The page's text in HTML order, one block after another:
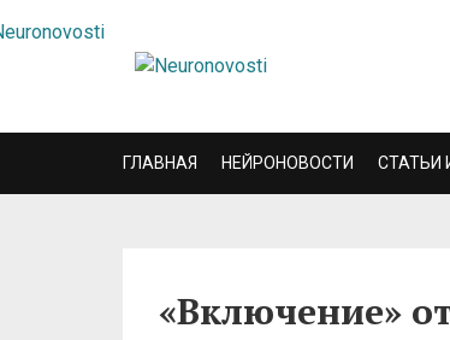
ГЛАВНАЯ НЕЙРОНОВОСТИ СТАТЬИ
«Включение»